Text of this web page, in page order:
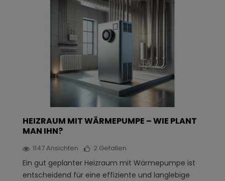
HEIZRAUM MIT WÄRMEPUMPE – WIE PLANT
MAN IHN?
1147Ansichten 2 Gefallen
Ein gut geplanter Heizraum mit Wärmepumpe ist
entscheidend für eine effiziente und langlebige